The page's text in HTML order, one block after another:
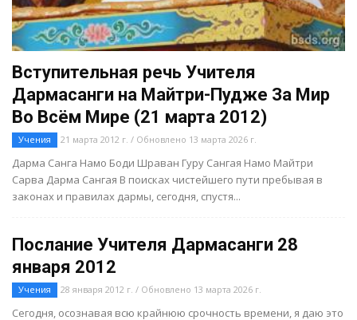
Вступительная речь Учителя
Дармасанги на Майтри-Пудже За Мир
Во Всём Мире (21 марта 2012)
Учения 21 марта 2012 г. / Обновлено 13 марта 2026 г.
Дарма Санга Намо Боди Шраван Гуру Сангая Намо Майтри
Сарва Дарма Сангая В поисках чистейшего пути пребывая в
законах и правилах дармы, сегодня, спустя...
Послание Учителя Дармасанги 28
января 2012
Учения 28 января 2012 г. / Обновлено 13 марта 2026 г.
Сегодня, осознавая всю крайнюю срочность времени, я даю это